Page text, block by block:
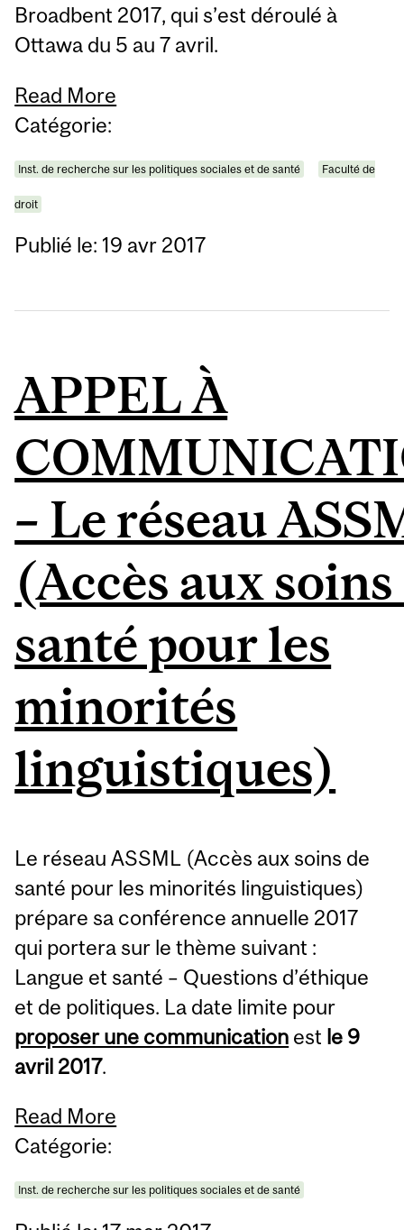
Broadbent 2017, qui s’est déroulé à
Ottawa du 5 au 7 avril.
Read More
Catégorie:
Inst. de recherche sur les politiques sociales et de santé Faculté de
droit
Publié le: 19 avr 2017
APPEL À
– Le réseau
(Accès aux soins
santé pour les
minorités
linguistiques)
Le réseau ASSML (Accès aux soins de
santé pour les minorités linguistiques)
prépare sa conférence annuelle 2017
qui portera sur le thème suivant :
Langue et santé – Questions d’éthique
et de politiques. La date limite pour
proposer une communication est le 9
avril 2017.
Read More
Catégorie:
Inst. de recherche sur les politiques sociales et de santé